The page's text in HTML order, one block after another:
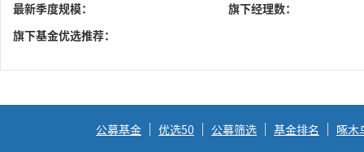
最新季度规模：
旗下经理数：
旗下基金优选推荐：
公募基金 优选50 公募筛选 基金排名
啄木